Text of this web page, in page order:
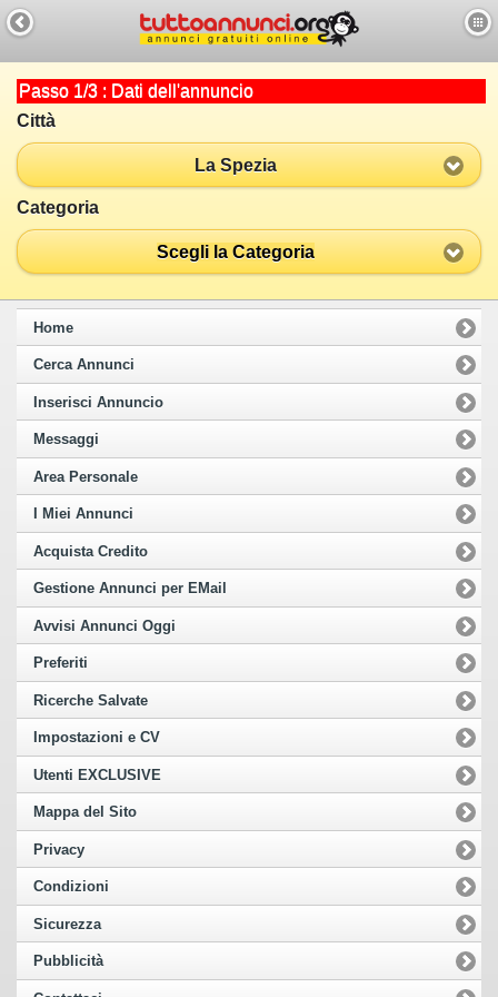
Passo 1/3 : Dati dell'annuncio
Città
La Spezia
Categoria
Scegli la Categoria
Home
Cerca Annunci
Inserisci Annuncio
Messaggi
Area Personale
I Miei Annunci
Acquista Credito
Gestione Annunci per EMail
Avvisi Annunci Oggi
Preferiti
Ricerche Salvate
Impostazioni e CV
Utenti EXCLUSIVE
Mappa del Sito
Privacy
Condizioni
Sicurezza
Pubblicità